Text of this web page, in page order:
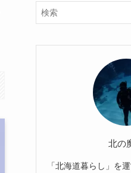
北の
「北海道暮らし」を